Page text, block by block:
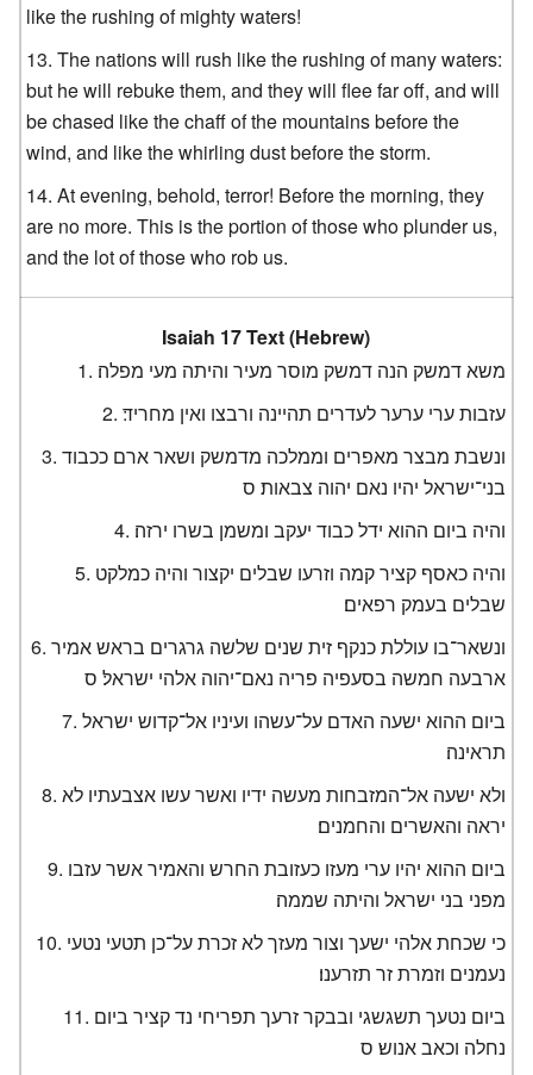
like the rushing of mighty waters!
The nations will rush like the rushing of many waters:
but he will rebuke them, and they will flee far off, and will
be chased like the chaff of the mountains before the
wind, and like the whirling dust before the storm.
At evening, behold, terror! Before the morning, they
are no more. This is the portion of those who plunder us,
and the lot of those who rob us.
Isaiah 17 Text (Hebrew)
משא דמשק הנה דמשק מוסר מעיר והיתה מעי מפלה׃
עזבות ערי ערער לעדרים תהיינה ורבצו ואין מחריד׃
ונשבת מבצר מאפרים וממלכה מדמשק ושאר ארם ככבוד
בני־ישראל יהיו נאם יהוה צבאות׃ ס
והיה ביום ההוא ידל כבוד יעקב ומשמן בשרו ירזה׃
והיה כאסף קציר קמה וזרעו שבלים יקצור והיה כמלקט
שבלים בעמק רפאים׃
ונשאר־בו עוללת כנקף זית שנים שלשה גרגרים בראש אמיר
ארבעה חמשה בסעפיה פריה נאם־יהוה אלהי ישראל׃ ס
ביום ההוא ישעה האדם על־עשהו ועיניו אל־קדוש ישראל
תראינה׃
ולא ישעה אל־המזבחות מעשה ידיו ואשר עשו אצבעתיו לא
יראה והאשרים והחמנים׃
ביום ההוא יהיו ערי מעזו כעזובת החרש והאמיר אשר עזבו
מפני בני ישראל והיתה שממה׃
כי שכחת אלהי ישעך וצור מעזך לא זכרת על־כן תטעי נטעי
נעמנים וזמרת זר תזרענו׃
ביום נטעך תשגשגי ובבקר זרעך תפריחי נד קציר ביום
נחלה וכאב אנוש׃ ס